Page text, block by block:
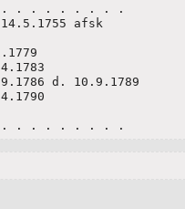
. . . . . . . .
14.5.1755 afsk
d. 10.9.1789
. . . . . . . .